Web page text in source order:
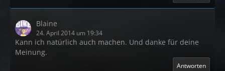
Blaine
24. April 2014 um 19:34
Kann ich natürlich auch machen. Und danke für deine
Meinung.
Antworten